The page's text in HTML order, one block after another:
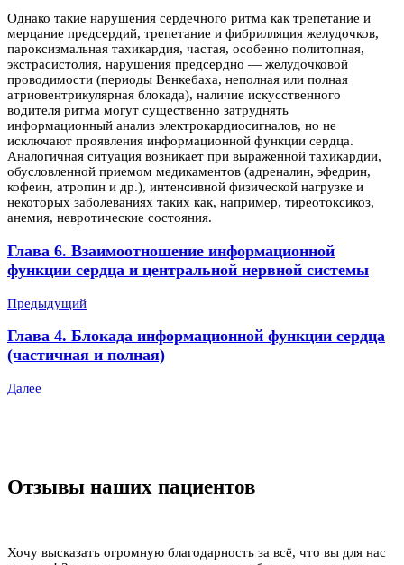
Однако такие нарушения сердечного ритма как трепетание и
мерцание предсердий, трепетание и фибрилляция желудочков,
пароксизмальная тахикардия, частая, особенно политопная,
экстрасистолия, нарушения предсердно — желудочковой
проводимости (периоды Венкебаха, неполная или полная
атриовентрикулярная блокада), наличие искусственного
водителя ритма могут существенно затруднять
информационный анализ электрокардиосигналов, но не
исключают проявления информационной функции сердца.
Аналогичная ситуация возникает при выраженной тахикардии,
обусловленной приемом медикаментов (адреналин, эфедрин,
кофеин, атропин и др.), интенсивной физической нагрузке и
некоторых заболеваниях таких как, например, тиреотоксикоз,
анемия, невротические состояния.
Глава 6. Взаимоотношение информационной
функции сердца и центральной нервной системы
Предыдущий
Глава 4. Блокада информационной функции сердца
(частичная и полная)
Далее
Отзывы наших пациентов
Хочу высказать огромную благодарность за всё, что вы для нас